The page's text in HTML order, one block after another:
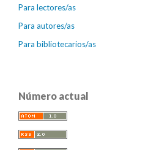
Para lectores/as
Para autores/as
Para bibliotecarios/as
Número actual